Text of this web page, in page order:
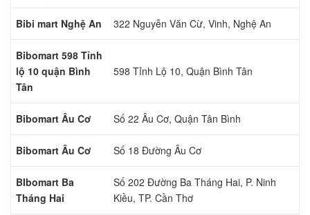
Bibi mart Nghệ An 322 Nguyễn Văn Cừ, Vinh, Nghệ An
Bibomart 598 Tỉnh
lộ 10 quận Bình
Tân
598 Tỉnh Lộ 10, Quận Bình Tân
Bibomart Âu Cơ Số 22 Âu Cơ, Quận Tân Bình
Bibomart Âu Cơ Số 18 Đường Âu Cơ
BIbomart Ba
Tháng Hai
Số 202 Đường Ba Tháng Hai, P. Ninh
Kiều, TP. Cần Thơ